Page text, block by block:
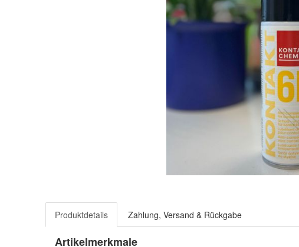
Produktdetails Zahlung, Versand & Rückgabe
Artikelmerkmale